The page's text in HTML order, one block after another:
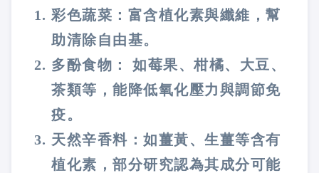
彩色蔬菜：富含植化素與纖維，幫
助清除自由基。
多酚食物： 如莓果、柑橘、大豆、
茶類等，能降低氧化壓力與調節免
疫。
天然辛香料：如薑黃、生薑等含有
植化素，部分研究認為其成分可能